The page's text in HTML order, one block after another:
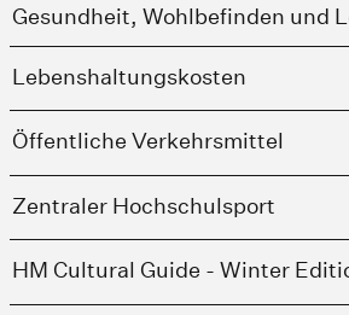
Gesundheit, Wohlbefinden und
Lebenshaltungskosten
Öffentliche Verkehrsmittel
Zentraler Hochschulsport
HM Cultural Guide - Winter